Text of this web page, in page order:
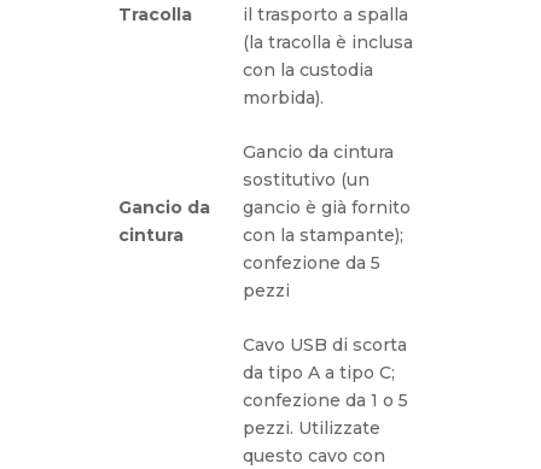
Tracolla
il trasporto a spalla
(la tracolla è inclusa
con la custodia
morbida).
Gancio da
cintura
Gancio da cintura
sostitutivo (un
gancio è già fornito
con la stampante);
confezione da 5
pezzi
Cavo USB di scorta
da tipo A a tipo C;
confezione da 1 o 5
pezzi. Utilizzate
questo cavo con